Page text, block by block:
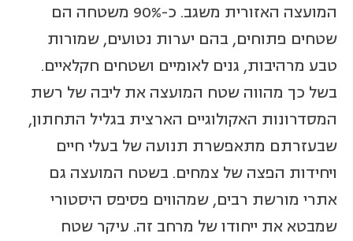
המועצה האזורית משגב. כ-90% משטחה הם
שטחים פתוחים, בהם יערות נטועים, שמורות
טבע מרהיבות, גנים לאומיים ושטחים חקלאיים.
בשל כך מהווה שטח המועצה את ליבה של רשת
המסדרונות האקולוגיים הארצית בגליל התחתון,
שבעזרתם מתאפשרת תנועה של בעלי חיים
ויחידות הפצה של צמחים. בשטח המועצה גם
אתרי מורשת רבים, שמהווים פסיפס היסטורי
שמבטא את ייחודו של מרחב זה. עיקר שטח